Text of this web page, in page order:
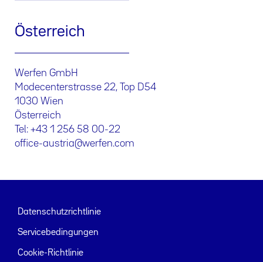
Österreich
Werfen GmbH
Modecenterstrasse 22, Top D54
1030 Wien
Österreich
Tel: +43 1 256 58 00-22
office-austria@werfen.com
Datenschutzrichtlinie
Servicebedingungen
Cookie-Richtlinie